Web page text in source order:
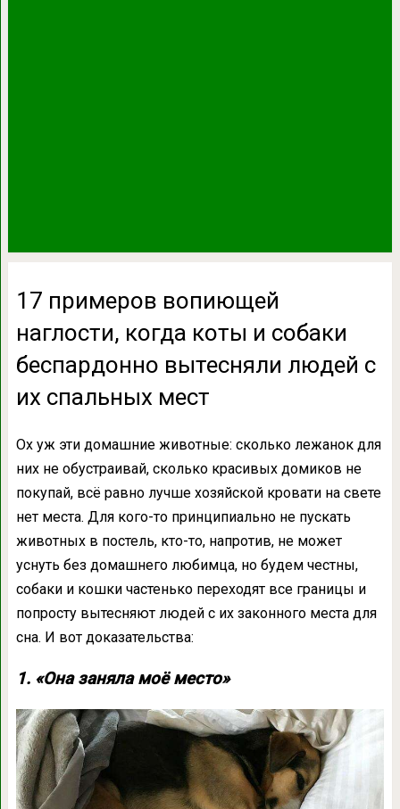
17 примеров вопиющей
наглости, когда коты и собаки
беспардонно вытесняли людей с
их спальных мест
Ох уж эти домашние животные: сколько лежанок для
них не обустраивай, сколько красивых домиков не
покупай, всё равно лучше хозяйской кровати на свете
нет места. Для кого-то принципиально не пускать
животных в постель, кто-то, напротив, не может
уснуть без домашнего любимца, но будем честны,
собаки и кошки частенько переходят все границы и
попросту вытесняют людей с их законного места для
сна. И вот доказательства:
1. «Она заняла моё место»